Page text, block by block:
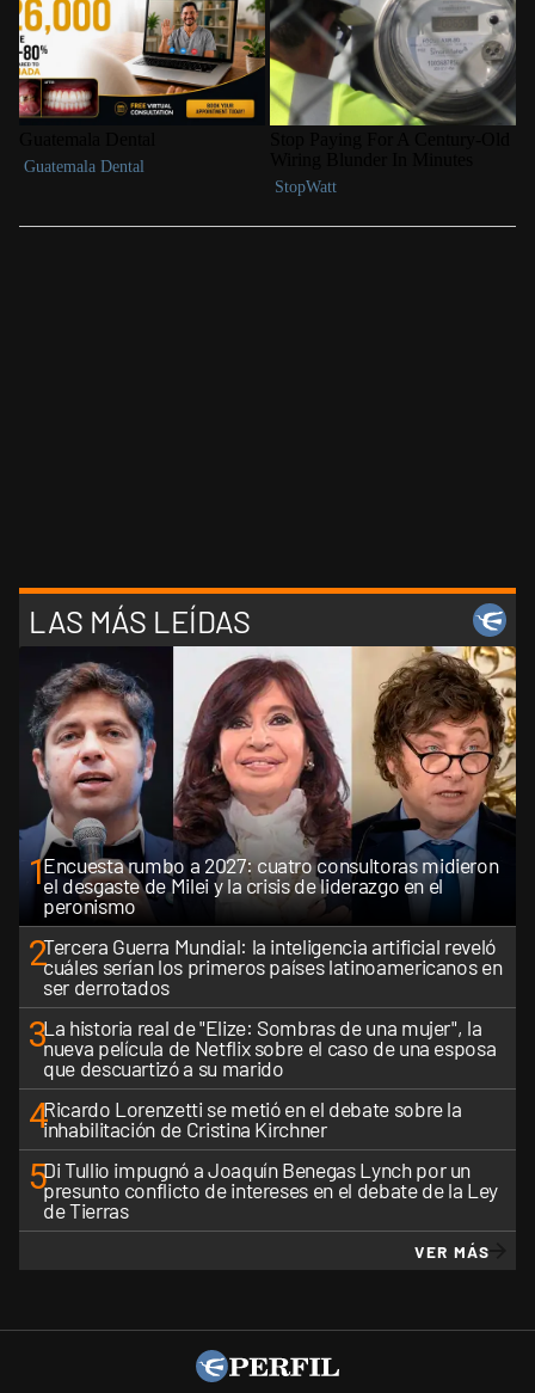
LAS MÁS LEÍDAS
1Encuesta rumbo a 2027: cuatro consultoras midieron
el desgaste de Milei y la crisis de liderazgo en el
peronismo
2Tercera Guerra Mundial: la inteligencia artificial reveló
cuáles serían los primeros países latinoamericanos en
ser derrotados
3La historia real de "Elize: Sombras de una mujer", la
nueva película de Netflix sobre el caso de una esposa
que descuartizó a su marido
4Ricardo Lorenzetti se metió en el debate sobre la
inhabilitación de Cristina Kirchner
5Di Tullio impugnó a Joaquín Benegas Lynch por un
presunto conflicto de intereses en el debate de la Ley
de Tierras
VER MÁS